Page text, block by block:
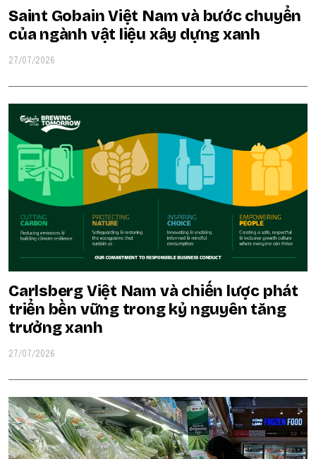
Saint Gobain Việt Nam và bước chuyển
của ngành vật liệu xây dựng xanh
27/07/2026
Carlsberg Việt Nam và chiến lược phát
triển bền vững trong kỷ nguyên tăng
trưởng xanh
27/07/2026